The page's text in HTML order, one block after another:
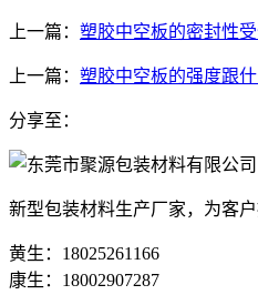
上一篇： 塑胶中空板的密封性
上一篇： 塑胶中空板的强度跟什
分享至：
新型包装材料生产厂家，为客
黄生：18025261166
康生：18002907287